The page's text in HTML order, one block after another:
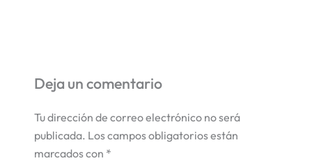
Deja un comentario
Tu dirección de correo electrónico no será
publicada. Los campos obligatorios están
marcados con *